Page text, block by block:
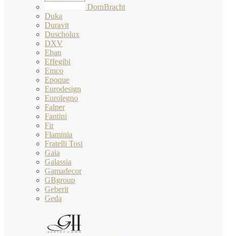
DornBracht
Duka
Duravit
Duscholux
DXV
Eban
Effegibi
Emco
Epoque
Eurodesign
Eurolegno
Falper
Fantini
Fir
Flaminia
Fratelli Tosi
Gaia
Galassia
Gamadecor
GBgroup
Geberit
Geda